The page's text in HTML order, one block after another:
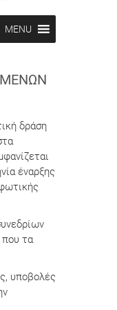
MENU
δράση
έναρξης
που τα
υποβολές